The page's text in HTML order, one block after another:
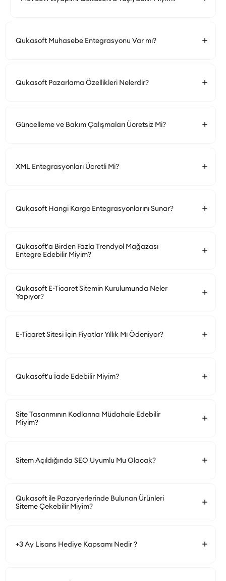
Qukasoft Muhasebe Entegrasyonu Var mı?
Qukasoft Pazarlama Özellikleri Nelerdir?
Güncelleme ve Bakım Çalışmaları Ücretsiz Mi?
XML Entegrasyonları Ücretli Mi?
Qukasoft Hangi Kargo Entegrasyonlarını Sunar?
Qukasoft'a Birden Fazla Trendyol Mağazası
Entegre Edebilir Miyim?
Qukasoft E-Ticaret Sitemin Kurulumunda Neler
Yapıyor?
E-Ticaret Sitesi İçin Fiyatlar Yıllık Mı Ödeniyor?
Qukasoft'u İade Edebilir Miyim?
Site Tasarımının Kodlarına Müdahale Edebilir
Miyim?
Sitem Açıldığında SEO Uyumlu Mu Olacak?
Qukasoft ile Pazaryerlerinde Bulunan Ürünleri
Siteme Çekebilir Miyim?
+3 Ay Lisans Hediye Kapsamı Nedir ?